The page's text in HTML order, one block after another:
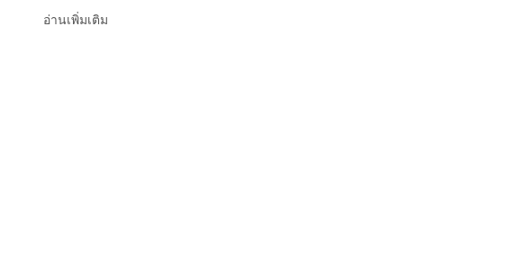
พบกับ ข้อเสนอพิเศษแห่งปี
อ่านเพิ่มเติม